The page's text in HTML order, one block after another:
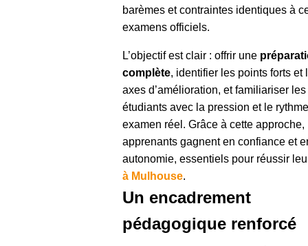
barèmes et contraintes identiques à
examens officiels.
L’objectif est clair : offrir une
complète, identifier les points forts et
axes d’amélioration, et familiariser les
étudiants avec la pression et le
examen réel. Grâce à cette approche,
apprenants gagnent en confiance et
autonomie, essentiels pour réussir
à Mulhouse.
Un encadrement
pédagogique renforcé